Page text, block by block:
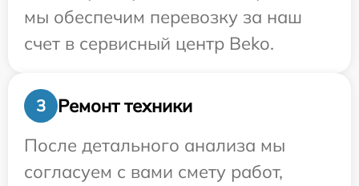
мы обеспечим перевозку за наш
счет в сервисный центр Beko.
3
Ремонт техники
После детального анализа мы
согласуем с вами смету работ,